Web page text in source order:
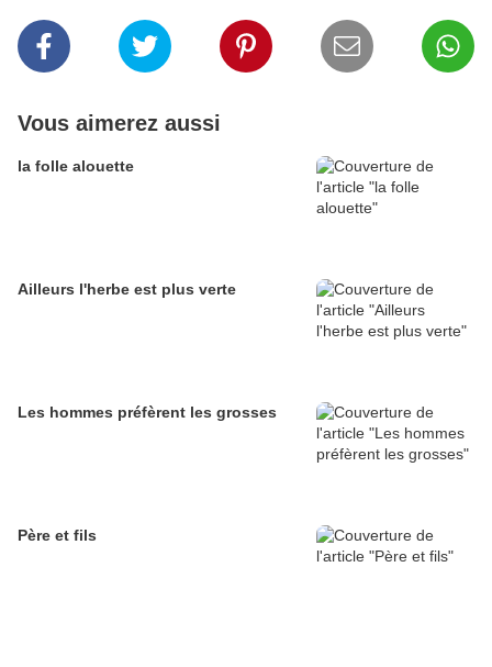
Vous aimerez aussi
la folle alouette
Ailleurs l'herbe est plus verte
Les hommes préfèrent les grosses
Père et fils